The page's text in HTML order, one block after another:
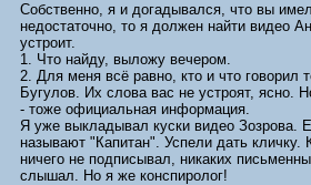
Собственно, я и догадывался, что вы
недостаточно, то я должен найти видео
устроит.
1. Что найду, выложу вечером.
2. Для меня всё равно, кто и что
Бугулов. Их слова вас не устроят, ясно.
- тоже официальная информация.
Я уже выкладывал куски видео Зозрова.
называют "Капитан". Успели дать
ничего не подписывал, никаких
слышал. Но я же конспиролог!